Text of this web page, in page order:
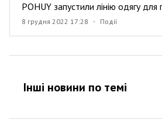
POHUY запустили лінію одягу для
8 грудня 2022 17:28 Події
Інші новини по темi